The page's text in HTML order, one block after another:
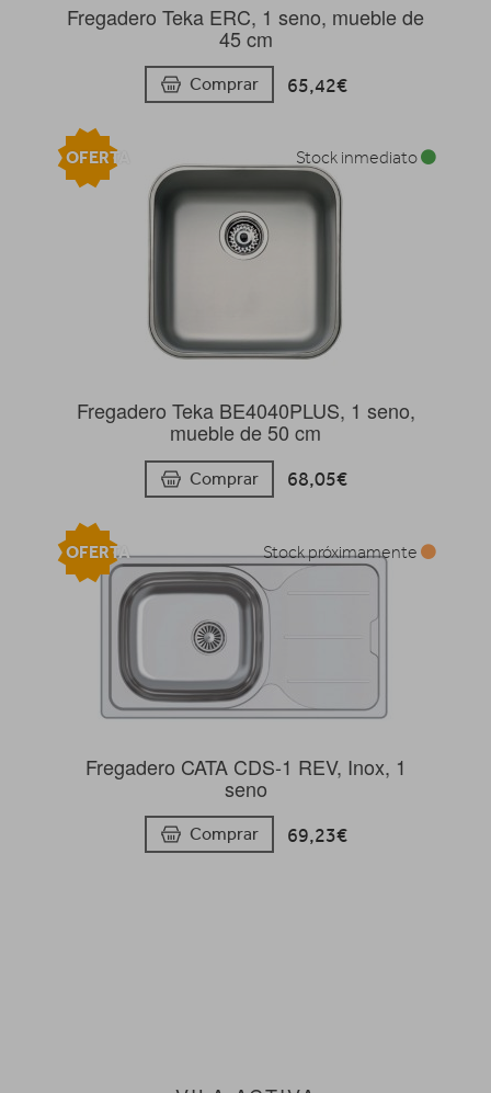
Fregadero Teka ERC, 1 seno, mueble de
45 cm
Comprar 65,42€
Fregadero Teka BE4040PLUS, 1 seno,
mueble de 50 cm
Comprar 68,05€
Stock inmediato
OFERTA
Fregadero CATA CDS-1 REV, Inox, 1
seno
Comprar 69,23€
Stock próximamente
OFERTA